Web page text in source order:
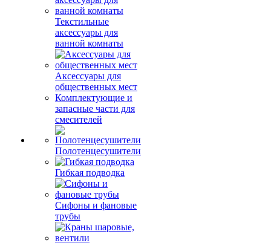
Текстильные
аксессуары для
ванной комнаты
Аксессуары для
общественных мест
Комплектующие и
запасные части для
смесителей
Полотенцесушители
Гибкая подводка
Сифоны и фановые
трубы